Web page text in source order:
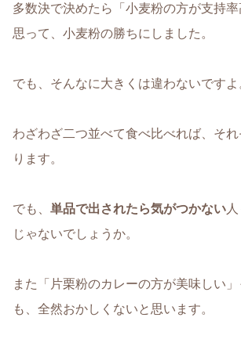
多数決で決めたら「小麦粉の方が支持
思って、小麦粉の勝ちにしました。
でも、そんなに大きくは違わないですよ
わざわざ二つ並べて食べ比べれば、そ
ります。
でも、 単品で出されたら気がつかない
じゃないでしょうか。
また「片栗粉のカレーの方が美味しい
も、全然おかしくないと思います。